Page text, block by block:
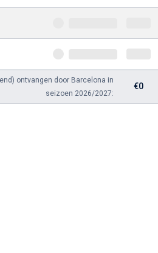
ontvangen door Barcelona in
seizoen 2026/2027:
€0